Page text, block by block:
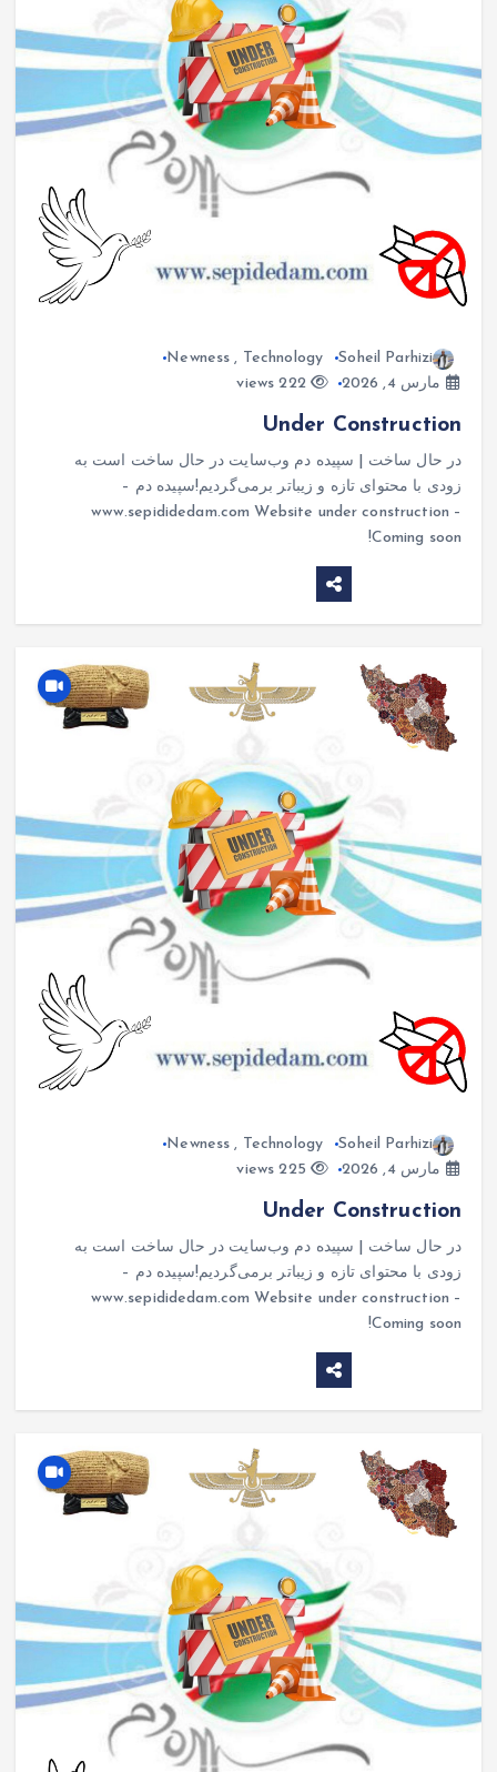
Soheil Parhizi
Newness , Technology
مارس 4, 2026
222 views
Under Construction
در حال ساخت | سپیده دم وب‌سایت در حال ساخت است به
زودی با محتوای تازه و زیباتر برمی‌گردیم!سپیده دم –
www.sepididedam.com Website under construction –
Coming soon!
Soheil Parhizi
Newness , Technology
مارس 4, 2026
Under Construction
در حال ساخت | سپیده دم وب‌سایت در حال ساخت است به
زودی با محتوای تازه و زیباتر برمی‌گردیم!سپیده دم –
www.sepididedam.com Website under construction –
Coming soon!